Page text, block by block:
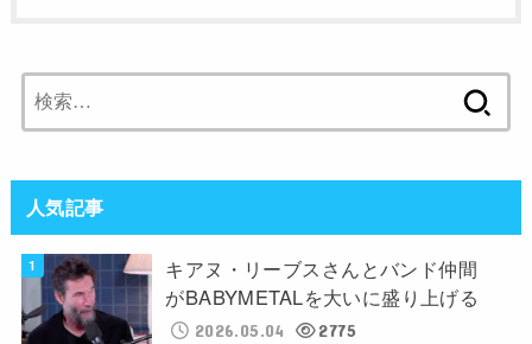
索:
人気記事
キアヌ・リーブスさんとバンド仲間
がBABYMETALを大いに盛り上げる
2026.05.04 2775